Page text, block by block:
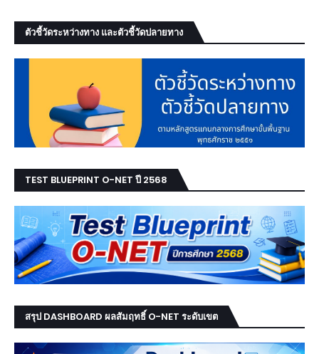
ตัวชี้วัดระหว่างทาง และตัวชี้วัดปลายทาง
TEST BLUEPRINT O-NET ปี 2568
สรุป DASHBOARD ผลสัมฤทธิ์ O-NET ระดับเขต